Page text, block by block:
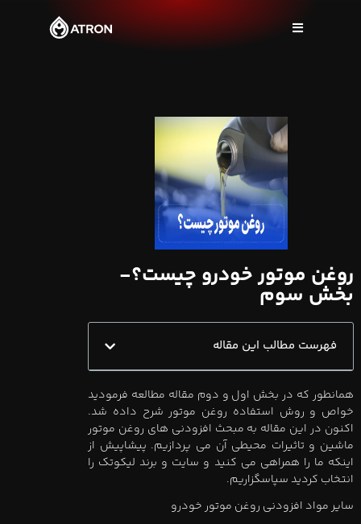
روغن موتور خودرو چیست؟-
بخش سوم
فهرست مطالب این مقاله
همانطور که در بخش اول و دوم مقاله مطالعه فرمودید
خواص و روش استفاده روغن موتور شرح داده شد.
اکنون در این مقاله به مبحث افزودنی های روغن موتور
ماشین و تاثیرات محیطی آن می پردازیم. پیشاپیش از
اینکه ما را همراهی می کنید و سایت و برند لیکوتک را
انتخاب کردید سپاسگزاریم.
سایر مواد افزودنی روغن موتور خودرو